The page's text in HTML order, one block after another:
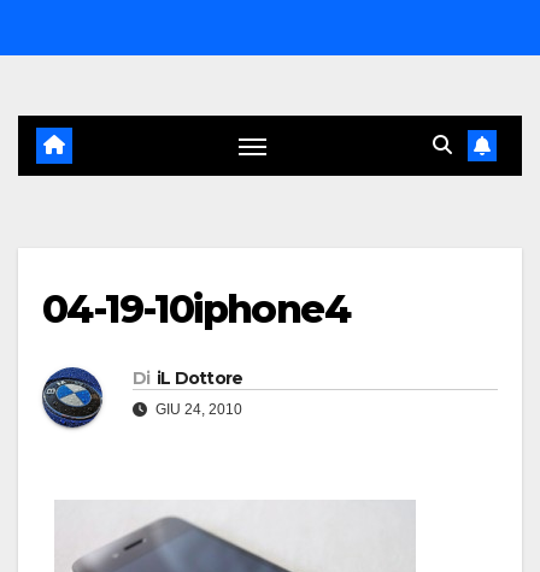
al
04-19-10iphone4
Di iL Dottore
GIU 24, 2010